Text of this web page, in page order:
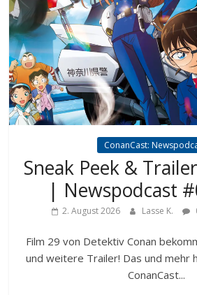
ConanCast:
Sneak Peek &
| Newspodcast
2. August 2026 Lasse K.
Film 29 von Detektiv Conan
und weitere Trailer! Das und mehr
ConanCast...